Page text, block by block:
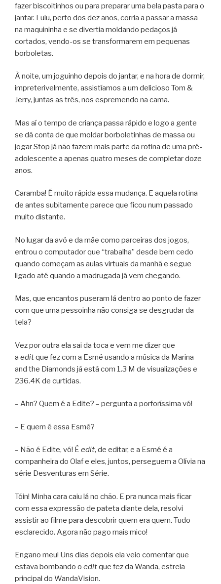
fazer biscoitinhos ou para preparar uma bela pasta para o
jantar. Lulu, perto dos dez anos, corria a passar a massa
na maquininha e se divertia moldando pedaços já
cortados, vendo-os se transformarem em pequenas
borboletas.
À noite, um joguinho depois do jantar, e na hora de dormir,
impreterivelmente, assistíamos a um delicioso Tom &
Jerry, juntas as três, nos espremendo na cama.
Mas aí o tempo de criança passa rápido e logo a gente
se dá conta de que moldar borboletinhas de massa ou
jogar Stop já não fazem mais parte da rotina de uma pré-
adolescente a apenas quatro meses de completar doze
anos.
Caramba! É muito rápida essa mudança. E aquela rotina
de antes subitamente parece que ficou num passado
muito distante.
No lugar da avó e da mãe como parceiras dos jogos,
entrou o computador que “trabalha” desde bem cedo
quando começam as aulas virtuais da manhã e segue
ligado até quando a madrugada já vem chegando.
Mas, que encantos puseram lá dentro ao ponto de fazer
com que uma pessoinha não consiga se desgrudar da
tela?
Vez por outra ela sai da toca e vem me dizer que
a editque fez com a Esmé usando a música da Marina
and the Diamonds já está com 1.3 M de visualizações e
236.4K de curtidas.
– Ahn? Quem é a Edite? – pergunta a porforíssima vó!
– E quem é essa Esmé?
– Não é Edite, vó! É edit, de editar, e a Esmé é a
companheira do Olaf e eles, juntos, perseguem a Olívia na
série Desventuras em Série.
Tóin! Minha cara caiu lá no chão. E pra nunca mais ficar
com essa expressão de pateta diante dela, resolvi
assistir ao filme para descobrir quem era quem. Tudo
esclarecido. Agora não pago mais mico!
Engano meu! Uns dias depois ela veio comentar que
estava bombando o editque fez da Wanda, estrela
principal do WandaVision.